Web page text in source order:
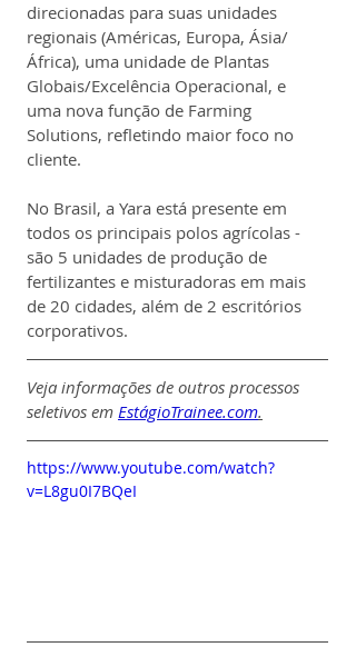
direcionadas para suas unidades
regionais (Américas, Europa, Ásia/
África), uma unidade de Plantas
Globais/Excelência Operacional, e
uma nova função de Farming
Solutions, refletindo maior foco no
cliente.
No Brasil, a Yara está presente em
todos os principais polos agrícolas -
são 5 unidades de produção de
fertilizantes e misturadoras em mais
de 20 cidades, além de 2 escritórios
corporativos.
Veja informações de outros processos
seletivos em EstágioTrainee.com.
https://www.youtube.com/watch?
v=L8gu0I7BQeI